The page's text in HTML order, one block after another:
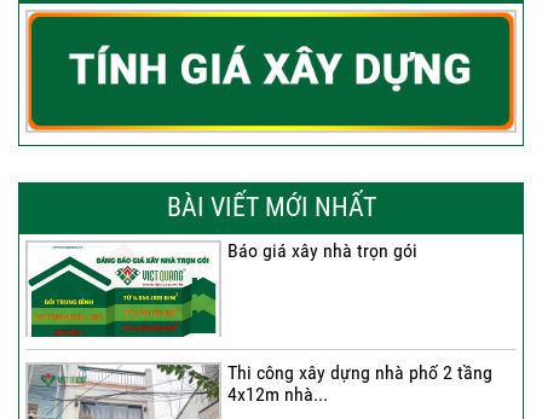
BÀI VIẾT MỚI NHẤT
Báo giá xây nhà trọn gói
Thi công xây dựng nhà phố 2 tầng
4x12m nhà...